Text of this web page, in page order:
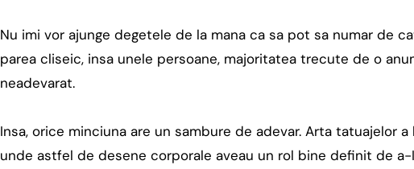
Nu imi vor ajunge degetele de la mana ca sa pot sa numar de
parea cliseic, insa unele persoane, majoritatea trecute de o
neadevarat.
Insa, orice minciuna are un sambure de adevar. Arta tatuajelor
unde astfel de desene corporale aveau un rol bine definit de